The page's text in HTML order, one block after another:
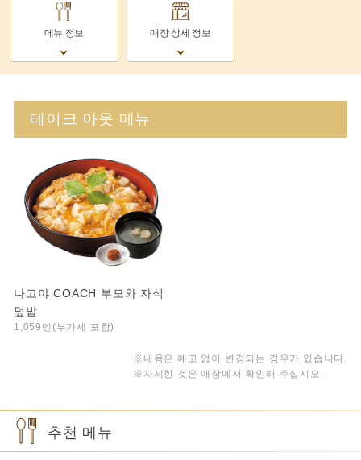
메뉴 정보 매장 상세 정보
테이크 아웃 메뉴
나고야 COACH 부모와 자식
덮밥
1,059엔(부가세 포함)
※내용은 예고 없이 변경되는 경우가 있습니다.
※자세한 것은 매장에서 확인해 주십시오.
추천 메뉴